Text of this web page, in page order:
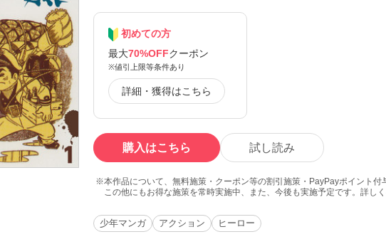
初めての方
最大70%OFFクーポン
※値引上限等条件あり
詳細・獲得はこちら
購入はこちら 試し読み
本作品について、無料施策・クーポン等の割引施策・PayPayポイント付
この他にもお得な施策を常時実施中、また、今後も実施予定です。詳し
少年マンガ アクション ヒーロー